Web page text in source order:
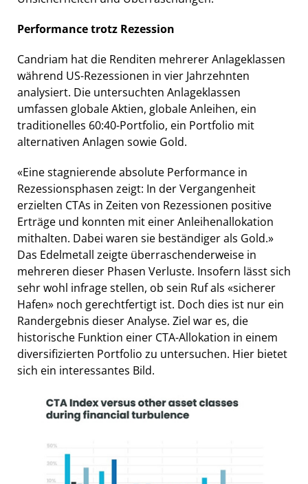
Performance trotz Rezession
Candriam hat die Renditen mehrerer Anlageklassen
während US-Rezessionen in vier Jahrzehnten
analysiert. Die untersuchten Anlageklassen
umfassen globale Aktien, globale Anleihen, ein
traditionelles 60:40-Portfolio, ein Portfolio mit
alternativen Anlagen sowie Gold.
«Eine stagnierende absolute Performance in
Rezessionsphasen zeigt: In der Vergangenheit
erzielten CTAs in Zeiten von Rezessionen positive
Erträge und konnten mit einer Anleihenallokation
mithalten. Dabei waren sie beständiger als Gold.»
Das Edelmetall zeigte überraschenderweise in
mehreren dieser Phasen Verluste. Insofern lässt sich
sehr wohl infrage stellen, ob sein Ruf als «sicherer
Hafen» noch gerechtfertigt ist. Doch dies ist nur ein
Randergebnis dieser Analyse. Ziel war es, die
historische Funktion einer CTA-Allokation in einem
diversifizierten Portfolio zu untersuchen. Hier bietet
sich ein interessantes Bild.